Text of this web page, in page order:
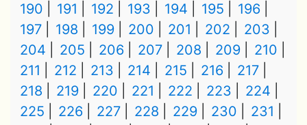
190
191 192 193 194 195
196
197
198 199 200 201 202
203
204
205 206 207 208 209
210
211
212 213 214 215 216
217
218
219 220 221 222 223
224
225
226 227 228 229 230
231